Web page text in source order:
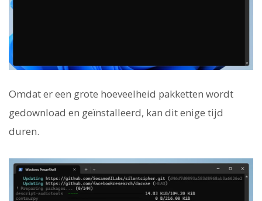
Omdat er een grote hoeveelheid pakketten wordt
gedownload en geïnstalleerd, kan dit enige tijd
duren.